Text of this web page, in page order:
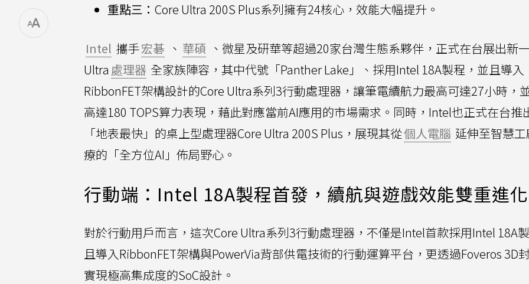
重點三： Core Ultra 200S Plus系列擁有24核心，效能大幅提升。
Intel 攜手宏碁 、 華碩 、微星及研華等超過20家台灣生態系夥伴，正式在台展出新
Ultra 處理器 全家族陣容，其中代號「Panther Lake」、採用Intel 18A製程，並且導入
RibbonFET架構設計的Core Ultra系列3行動處理器，讓筆電續航力最高可達27小時，
高達180 TOPS算力表現，藉此對應當前AI應用的市場需求。同時，Intel也正式在台推
「地表最快」的桌上型處理器Core Ultra 200S Plus，展現其從個人電腦 延伸至智慧
療的「全方位AI」佈局野心。
行動端：Intel 18A製程首發，續航與遊戲效能雙重進化
對於行動用戶而言，這次Core Ultra系列3行動處理器，不僅是Intel首款採用Intel 18A
且導入RibbonFET架構與PowerVia背部供電技術的行動運算平台，更透過Foveros 3D
實現極高集成度的SoC設計。